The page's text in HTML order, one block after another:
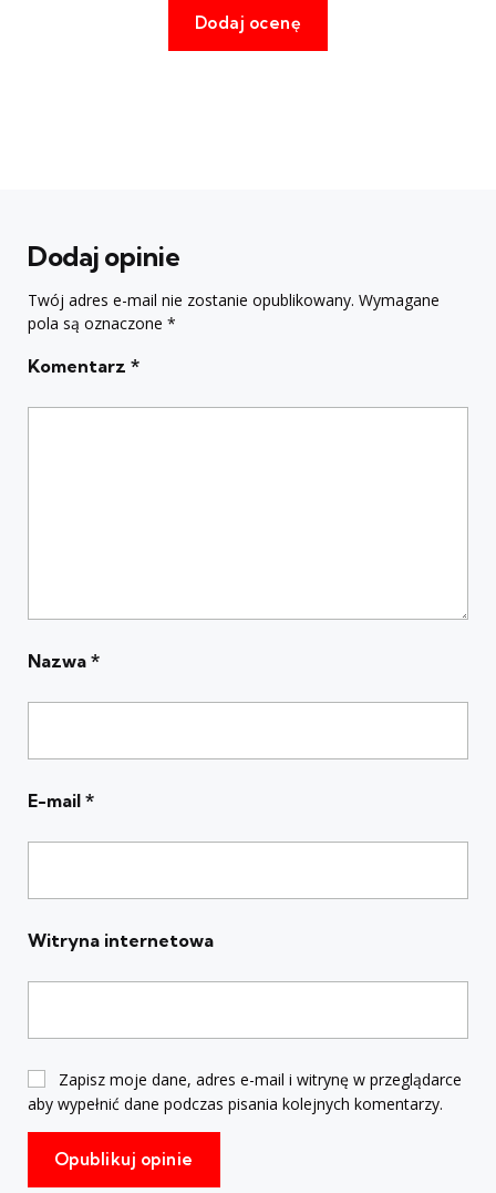
Dodaj opinie
Twój adres e-mail nie zostanie opublikowany. Wymagane
pola są oznaczone *
Komentarz *
Nazwa *
E-mail *
Witryna internetowa
Zapisz moje dane, adres e-mail i witrynę w przeglądarce
aby wypełnić dane podczas pisania kolejnych komentarzy.